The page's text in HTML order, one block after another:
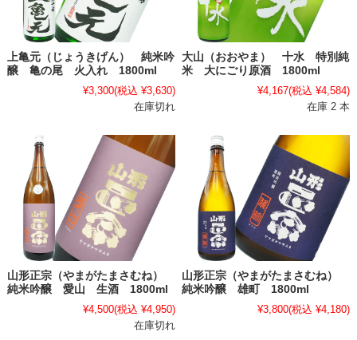
上亀元（じょうきげん） 純米吟
醸 亀の尾 火入れ 1800ml
¥3,300(税込 ¥3,630)
在庫切れ
大山（おおやま） 十水 特別純
米 大にごり原酒 1800ml
¥4,167(税込 ¥4,584)
在庫 2 本
山形正宗（やまがたまさむね）
純米吟醸 愛山 生酒 1800ml
¥4,500(税込 ¥4,950)
在庫切れ
山形正宗（やまがたまさむね）
純米吟醸 雄町 1800ml
¥3,800(税込 ¥4,180)